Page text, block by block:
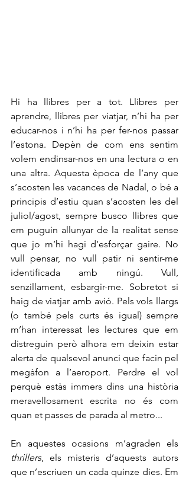
Hi ha llibres per a tot. Llibres per
aprendre, llibres per viatjar, n’hi ha per
educar-nos i n’hi ha per fer-nos passar
l’estona. Depèn de com ens sentim
volem endinsar-nos en una lectura o en
una altra. Aquesta època de l’any que
s’acosten les vacances de Nadal, o bé a
principis d’estiu quan s’acosten les del
juliol/agost, sempre busco llibres que
em puguin allunyar de la realitat sense
que jo m’hi hagi d’esforçar gaire. No
vull pensar, no vull patir ni sentir-me
identificada amb ningú. Vull,
senzillament, esbargir-me. Sobretot si
haig de viatjar amb avió. Pels vols llargs
(o també pels curts és igual) sempre
m’han interessat les lectures que em
distreguin però alhora em deixin estar
alerta de qualsevol anunci que facin pel
megàfon a l’aeroport. Perdre el vol
perquè estàs immers dins una història
meravellosament escrita no és com
quan et passes de parada al metro...
thrillers, els misteris d’aquests autors
que n’escriuen un cada quinze dies. Em